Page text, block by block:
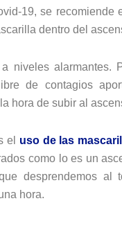
19, se recomiende
dentro del
a niveles alarmantes.
de contagios
hora de subir al
el uso de las
como lo es un
desprendemos al
hora.